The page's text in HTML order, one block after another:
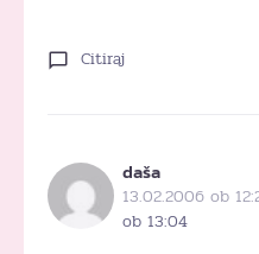
Citiraj
daša
13.02.2006 ob
ob 13:04